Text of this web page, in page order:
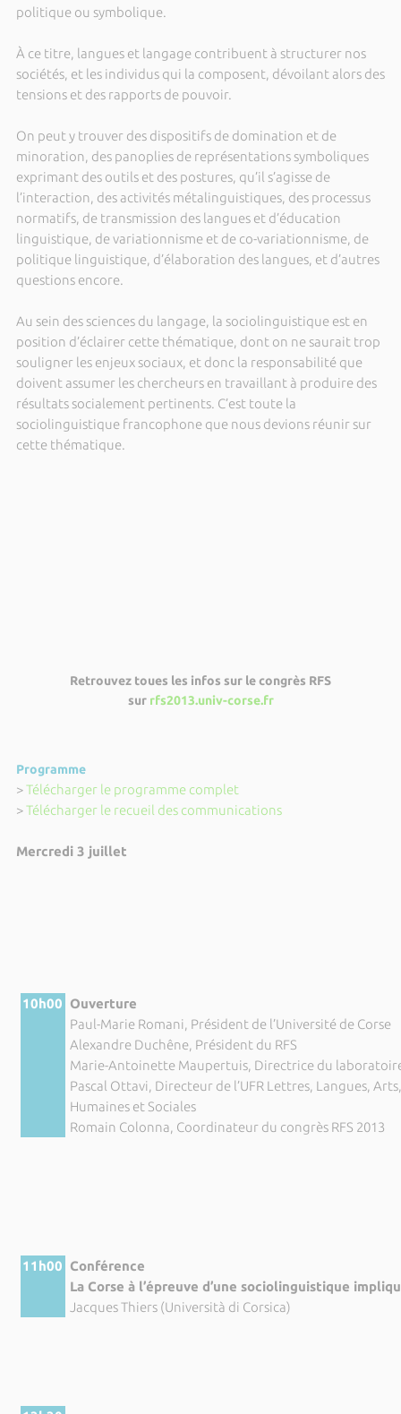
politique ou symbolique.
À ce titre, langues et langage contribuent à structurer nos
sociétés, et les individus qui la composent, dévoilant alors des
tensions et des rapports de pouvoir.
On peut y trouver des dispositifs de domination et de
minoration, des panoplies de représentations symboliques
exprimant des outils et des postures, qu’il s’agisse de
l’interaction, des activités métalinguistiques, des processus
normatifs, de transmission des langues et d’éducation
linguistique, de variationnisme et de co-variationnisme, de
politique linguistique, d’élaboration des langues, et d’autres
questions encore.
Au sein des sciences du langage, la sociolinguistique est en
position d’éclairer cette thématique, dont on ne saurait trop
souligner les enjeux sociaux, et donc la responsabilité que
doivent assumer les chercheurs en travaillant à produire des
résultats socialement pertinents. C’est toute la
sociolinguistique francophone que nous devions réunir sur
cette thématique.
Retrouvez toues les infos sur le congrès RFS
sur rfs2013.univ-corse.fr
Programme
>Télécharger le programme complet
>Télécharger le recueil des communications
Mercredi 3 juillet
10h00 Ouverture
Paul-Marie Romani, Président de l’Université de Corse
Alexandre Duchêne, Président du RFS
Marie-Antoinette Maupertuis, Directrice du
Pascal Ottavi, Directeur de l’UFR Lettres, Langues,
Humaines et Sociales
Romain Colonna, Coordinateur du congrès RFS 2013
11h00 Conférence
La Corse à l’épreuve d’une sociolinguistique
Jacques Thiers (Università di Corsica)